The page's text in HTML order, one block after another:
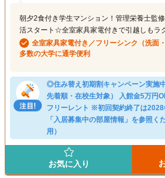
朝夕2食付き学生マンション！管理栄養士監
活スタート☆全室家具家電付きで引越しもラ
全室家具家電付き／フリーシンク（洗面
多数の大学に通学便利
◎住み替え初期割キャンペーン実施
先着順・在校生対象） 入館金5万円
フリーレント ※初回契約終了は
「入居募集中の部屋情報」を参照く
用）
お気に入り